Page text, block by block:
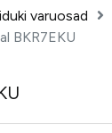
varuosad
BKR7EKU